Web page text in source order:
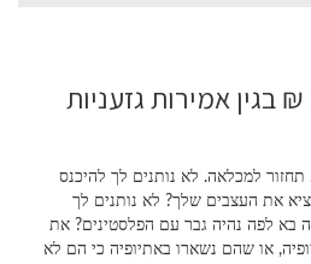
פיצוי של 100,000 ₪ בגין אמירות גזעניות
למכלאה. לא נותנים לך להיכנס
את העצבים שלך? לא נותנים לך
בא לפה נהיה גבר עם הפלסטינים? את
או שהם נשארו באתיופיה כי הם לא